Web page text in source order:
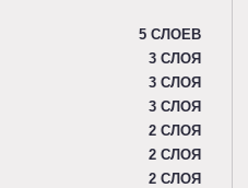
5 СЛОЕВ
3 СЛОЯ
3 СЛОЯ
3 СЛОЯ
2 СЛОЯ
2 СЛОЯ
2 СЛОЯ